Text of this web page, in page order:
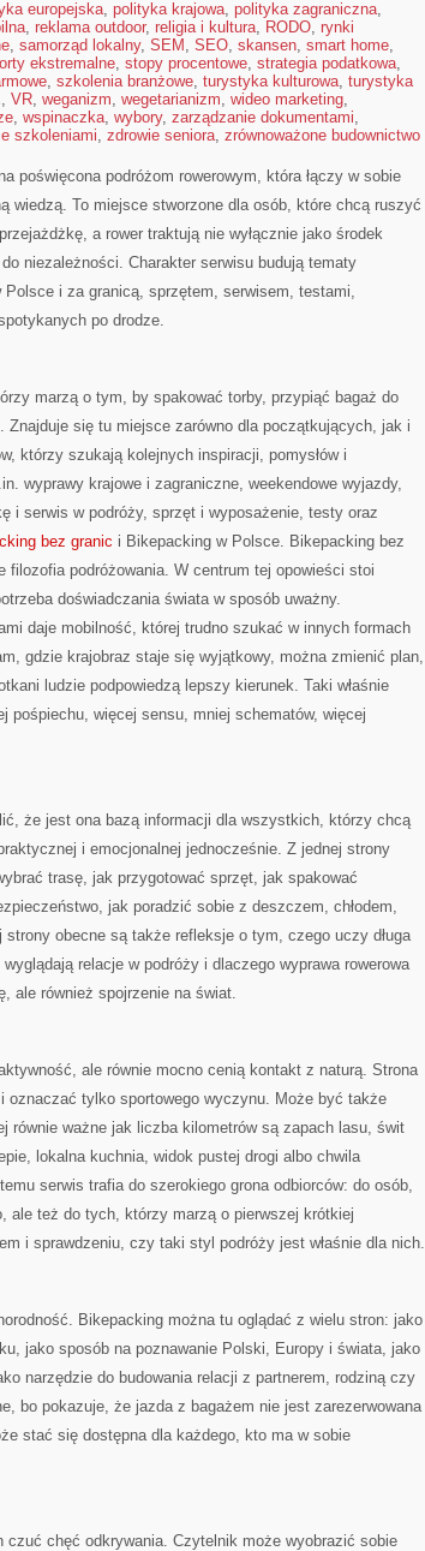
europejska, polityka krajowa, polityka zagraniczna,
, reklama outdoor, religia i kultura, RODO, rynki
, samorząd lokalny, SEM , SEO, skansen, smart home,
ekstremalne, stopy procentowe, strategia podatkowa,
, szkolenia branżowe, turystyka kulturowa, turystyka
, VR, weganizm, wegetarianizm, wideo marketing,
, wspinaczka, wybory, zarządzanie dokumentami,
szkoleniami, zdrowie seniora, zrównoważone budownictwo
poświęcona podróżom rowerowym, która łączy w sobie
wiedzą. To miejsce stworzone dla osób, które chcą ruszyć
a rower traktują nie wyłącznie jako środek
niezależności. Charakter serwisu budują tematy
i za granicą, sprzętem, serwisem, testami,
po drodze.
marzą o tym, by spakować torby, przypiąć bagaż do
Znajduje się tu miejsce zarówno dla początkujących, jak i
którzy szukają kolejnych inspiracji, pomysłów i
wyprawy krajowe i zagraniczne, weekendowe wyjazdy,
i serwis w podróży, sprzęt i wyposażenie, testy oraz
bez granic i Bikepacking w Polsce. Bikepacking bez
podróżowania. W centrum tej opowieści stoi
doświadczania świata w sposób uważny.
daje mobilność, której trudno szukać w innych formach
gdzie krajobraz staje się wyjątkowy, można zmienić plan,
ludzie podpowiedzą lepszy kierunek. Taki właśnie
pośpiechu, więcej sensu, mniej schematów, więcej
że jest ona bazą informacji dla wszystkich, którzy chcą
i emocjonalnej jednocześnie. Z jednej strony
trasę, jak przygotować sprzęt, jak spakować
jak poradzić sobie z deszczem, chłodem,
obecne są także refleksje o tym, czego uczy długa
relacje w podróży i dlaczego wyprawa rowerowa
ale również spojrzenie na świat.
ale równie mocno cenią kontakt z naturą. Strona
oznaczać tylko sportowego wyczynu. Może być także
równie ważne jak liczba kilometrów są zapach lasu, świt
lokalna kuchnia, widok pustej drogi albo chwila
serwis trafia do szerokiego grona odbiorców: do osób,
ale też do tych, którzy marzą o pierwszej krótkiej
i sprawdzeniu, czy taki styl podróży jest właśnie dla nich.
Bikepacking można tu oglądać z wielu stron: jako
jako sposób na poznawanie Polski, Europy i świata, jako
narzędzie do budowania relacji z partnerem, rodziną czy
bo pokazuje, że jazda z bagażem nie jest zarezerwowana
stać się dostępna dla każdego, kto ma w sobie
czuć chęć odkrywania. Czytelnik może wyobrazić sobie